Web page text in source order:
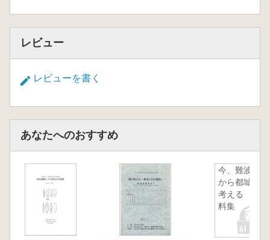
日本
レビュー
レビューを書く
あなたへのおすすめ
今、難波宮
から都城を
考える 資
料集